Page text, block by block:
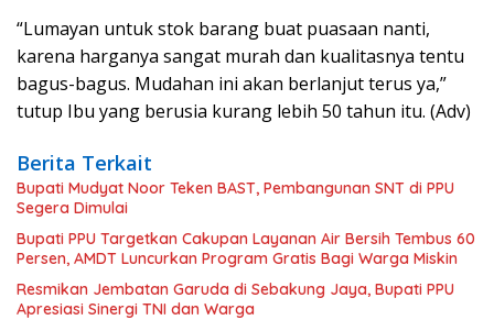
“Lumayan untuk stok barang buat puasaan nanti,
karena harganya sangat murah dan kualitasnya tentu
bagus-bagus. Mudahan ini akan berlanjut terus ya,”
tutup Ibu yang berusia kurang lebih 50 tahun itu. (Adv)
Berita Terkait
Bupati Mudyat Noor Teken BAST, Pembangunan SNT di PPU
Segera Dimulai
Bupati PPU Targetkan Cakupan Layanan Air Bersih Tembus 60
Persen, AMDT Luncurkan Program Gratis Bagi Warga Miskin
Resmikan Jembatan Garuda di Sebakung Jaya, Bupati PPU
Apresiasi Sinergi TNI dan Warga